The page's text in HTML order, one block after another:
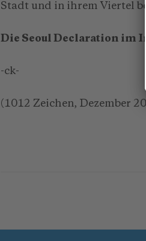
Stadt und in ihrem Viertel
Die Seoul Declaration im
-ck-
(1012 Zeichen, Dezember